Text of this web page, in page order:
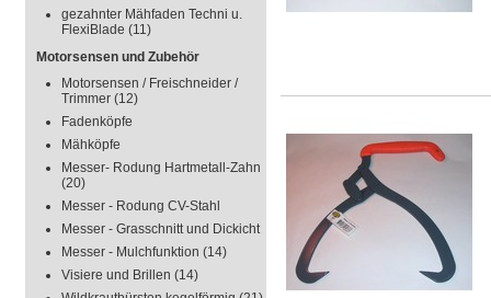
gezahnter Mähfaden Techni u.
FlexiBlade (11)
Motorsensen und Zubehör
Motorsensen / Freischneider /
Trimmer (12)
Fadenköpfe
Mähköpfe
Messer- Rodung Hartmetall-Zahn
(20)
Messer - Rodung CV-Stahl
Messer - Grasschnitt und Dickicht
Messer - Mulchfunktion (14)
Visiere und Brillen (14)